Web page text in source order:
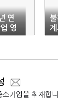
연
영
소기업을 취재합